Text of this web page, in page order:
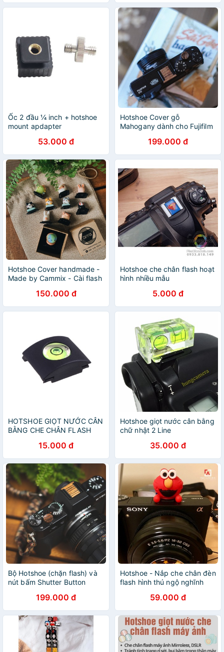
Ốc 2 đầu ¼ inch + hotshoe
mount apdapter
53.000 đ
Hotshoe Cover gỗ
Mahogany dành cho Fujifilm
199.000 đ
Hotshoe Cover handmade -
Made by Cammix - Cài flash
Nắp chặn chân flash máy
ảnh
150.000 đ
Hotshoe che chân flash hoạt
hình nhiều mẫu
5.000 đ
HOTSHOE GIỌT NƯỚC CÂN
BẰNG CHE CHÂN FLASH
15.000 đ
Hotshoe giọt nước cân bằng
chữ nhật 2 Line
35.000 đ
Bộ Hotshoe (chặn flash) và
nút bấm Shutter Button
199.000 đ
Hotshoe - Nắp che chân đèn
flash hình thú ngộ nghĩnh
59.000 đ